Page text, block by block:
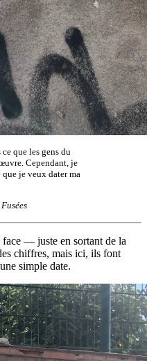
que les gens du
Cependant, je
je veux dater ma
Fusées
face — juste en sortant de la
chiffres, mais ici, ils font
simple date.